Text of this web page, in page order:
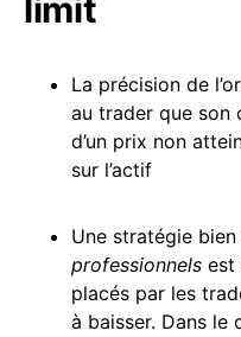
limit
La précision de
au trader que son
d’un prix non
sur l’actif
Une stratégie
professionnels est
placés par les
à baisser. Dans le